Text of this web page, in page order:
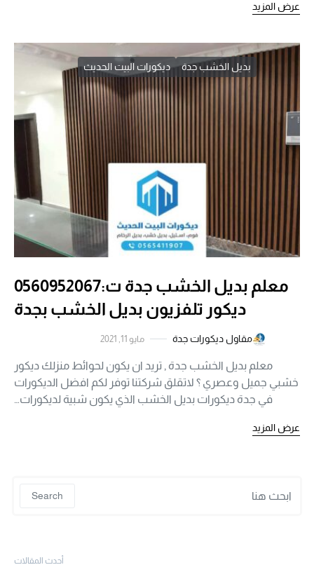
عرض المزيد
بديل الخشب جدة ديكورات البيت الحديث
معلم بديل الخشب جدة ت:0560952067
ديكور تلفزيون بديل الخشب بجدة
مقاول ديكورات جدة مايو 11, 2021
معلم بديل الخشب جدة , تريد ان يكون لحوائط منزلك ديكور
خشبي جميل وعصري ؟ لاتقلق شركتنا توفر لكم افضل الديكورات
في جدة ديكورات بديل الخشب الذي يكون شبية لديكورات…
عرض المزيد
Search
أحدث المقالات